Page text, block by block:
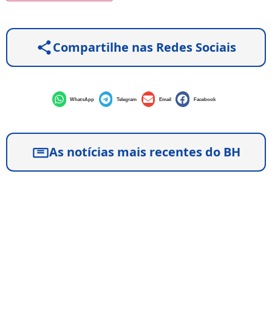
Compartilhe nas Redes Sociais
WhatsApp Telegram Email Facebook
As notícias mais recentes do BH